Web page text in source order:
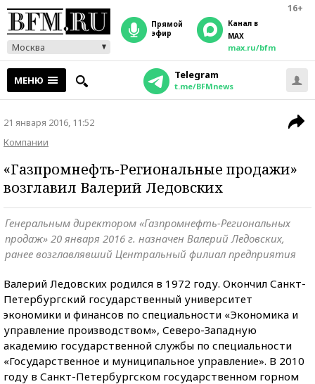
16+
Москва
прямой
эфир
Канал в
MAX
max.ru/bfm
МЕНЮ Telegram
t.me/BFMnews
21 января 2016, 11:52
Компании
«Газпромнефть-Региональные продажи»
возглавил Валерий Ледовских
Генеральным директором «Газпромнефть-Региональных
продаж» 20 января 2016 г. назначен Валерий Ледовских,
ранее возглавлявший Центральный филиал предприятия
Валерий Ледовских родился в 1972 году. Окончил Санкт-
Петербургский государственный университет
экономики и финансов по специальности «Экономика и
управление производством», Северо-Западную
академию государственной службы по специальности
«Государственное и муниципальное управление». В 2010
году в Санкт-Петербургском государственном горном